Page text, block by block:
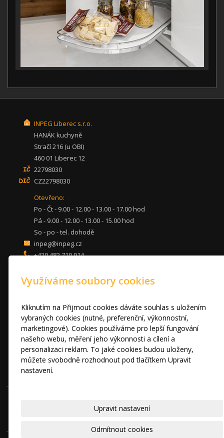
INPEG Liberec s.r.o.
HANÁK kuchyně
Stračí 216 (u OBI)
460 01 Liberec 12
22798030
CZ22798030
Otevřeno:
Po - Čt - 9.00 - 12.00 - 13.00 - 17.00 hod
Pá - 9.00 - 12.00 - 13.00 - 15.00 hod
So - po - tel. dohodě
inpeg@inpeg.cz
+420 482 710 914
KUCHYNĚ
DVEŘE A STOLY
OBÝVACÍ POKOJE
AKCE
FOTOGALERIE
VÝPRODEJ VZORKŮ
RADY A TIPY
KONTAKT
|Mapa webu
Využíváme soubory cookies
Kliknutím na Přijmout cookies dáváte souhlas s uložením
vybraných cookies (nutné, preferenční, výkonnostní,
marketingové). Cookies používáme pro lepší fungování
našeho webu, měření jeho výkonnosti a cílení a
personalizaci reklam. To jaké cookies budou uloženy,
můžete svobodně rozhodnout pod tlačítkem Upravit
nastavení.
Upravit nastavení
Odmítnout cookies